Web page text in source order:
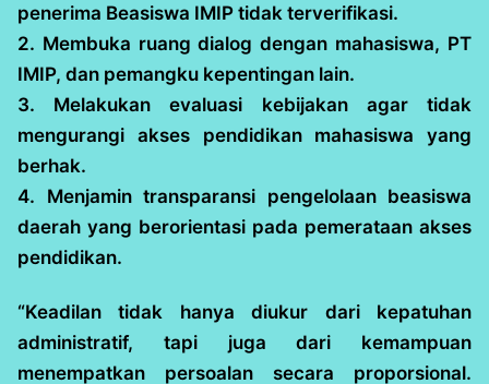
penerima Beasiswa IMIP tidak terverifikasi.
2. Membuka ruang dialog dengan mahasiswa, PT
IMIP, dan pemangku kepentingan lain.
3. Melakukan evaluasi kebijakan agar tidak
mengurangi akses pendidikan mahasiswa yang
berhak.
4. Menjamin transparansi pengelolaan beasiswa
daerah yang berorientasi pada pemerataan akses
pendidikan.
“Keadilan tidak hanya diukur dari kepatuhan
administratif, tapi juga dari kemampuan
menempatkan persoalan secara proporsional.